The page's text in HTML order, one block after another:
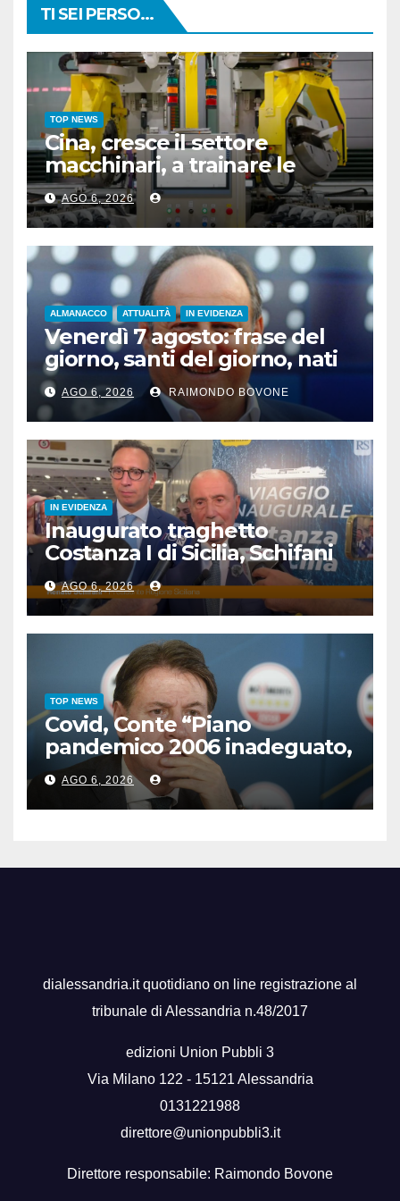
TI SEI PERSO...
TOP NEWS
Cina, cresce il settore
macchinari, a trainare le
“attrezzature intelligenti”
AGO 6, 2026
ALMANACCO ATTUALITÀ IN EVIDENZA
Venerdì 7 agosto: frase del
giorno, santi del giorno, nati
famosi, accadde oggi
AGO 6, 2026 RAIMONDO BOVONE
IN EVIDENZA
Inaugurato traghetto
Costanza I di Sicilia, Schifani
“Mantenuto impegni presi”
AGO 6, 2026
TOP NEWS
Covid, Conte “Piano
pandemico 2006 inadeguato,
virus senza precedenti”
AGO 6, 2026
dialessandria.it quotidiano on line registrazione al
tribunale di Alessandria n.48/2017
edizioni Union Pubbli 3
Via Milano 122 - 15121 Alessandria
0131221988
direttore@unionpubbli3.it
Direttore responsabile: Raimondo Bovone